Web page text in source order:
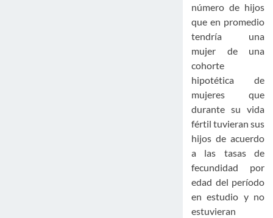
número de hijos
que en promedio
tendría una
mujer de una
cohorte
hipotética de
mujeres que
durante su vida
fértil tuvieran sus
hijos de acuerdo
a las tasas de
fecundidad por
edad del período
en estudio y no
estuvieran